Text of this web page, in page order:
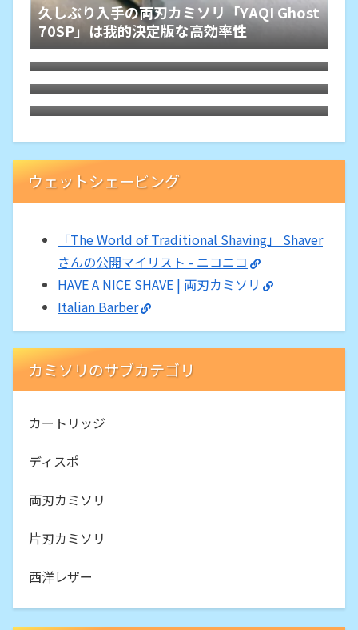
久しぶり入手の両刃カミソリ「YAQI Ghost
70SP」は我的決定版な高効率性
Gillette公式によるセンサーエクセル互換
カミソリの製品化は自らの「ジレット商
法」からの脱却
格安Shavetteをウェッジ刃用研ぎ器として
入手
意外な逸品「Whityle 22T-H Glide PRO
5.0」は替刃2枚で二枚刃のカミソリホルダ
ー
ウェットシェービング
「The World of Traditional Shaving」 Shaver
さんの公開マイリスト - ニコニコ
HAVE A NICE SHAVE | 両刃カミソリ
Italian Barber
カミソリのサブカテゴリ
カートリッジ
ディスポ
両刃カミソリ
片刃カミソリ
西洋レザー